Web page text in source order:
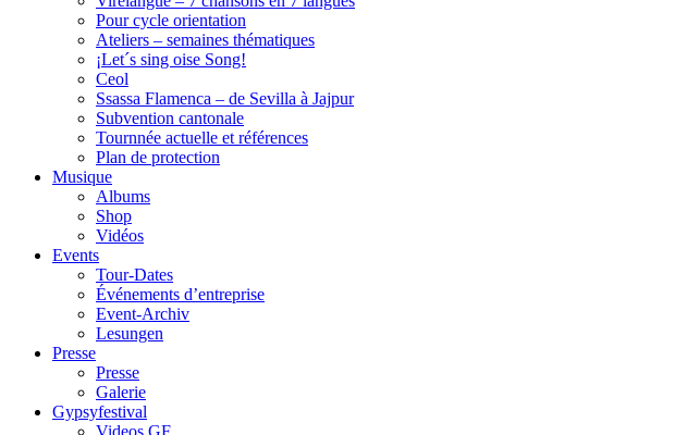
Pour cycle orientation
Ateliers – semaines thématiques
¡Let´s sing oise Song!
Ceol
Ssassa Flamenca – de Sevilla à Jajpur
Subvention cantonale
Tournnée actuelle et références
Plan de protection
Musique
Albums
Shop
Vidéos
Events
Tour-Dates
Événements d’entreprise
Event-Archiv
Lesungen
Presse
Presse
Galerie
Gypsyfestival
Videos GF